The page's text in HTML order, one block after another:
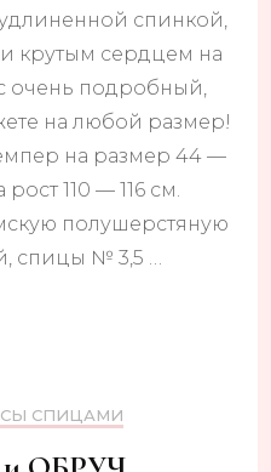
Family
Look
для
дочки
спинкой,
крутым сердцем на
очень подробный,
на любой размер!
на размер 44 —
110 — 116 см.
полушерстяную
спицы № 3,5 …
СПИЦАМИ